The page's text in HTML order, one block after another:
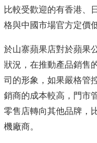
比較受歡迎的有香港、
格與中國市場官方定價
於山寨蘋果店對於蘋果
狀況，在推動產品銷售
司的形象，如果嚴格管
銷商的成本較高，門市
零售店轉向其他品牌，
機廠商。